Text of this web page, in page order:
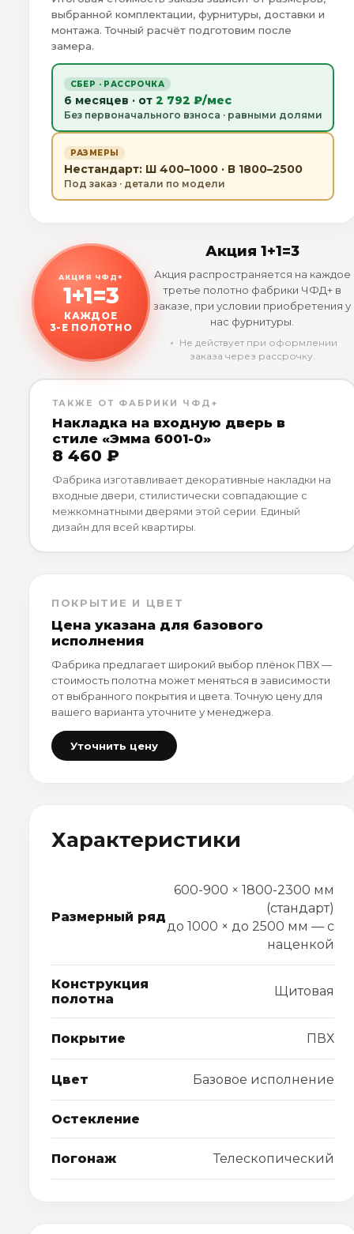
выбранной комплектации, фурнитуры, доставки и
монтажа. Точный расчёт подготовим после
замера.
СБЕР · РАССРОЧКА
6 месяцев · от 2 792 ₽/мес
Без первоначального взноса · равными долями
РАЗМЕРЫ
Нестандарт: Ш 400–1000 · В 1800–2500
Под заказ · детали по модели
АКЦИЯ ЧФД+
1+1=3
КАЖДОЕ
3-Е ПОЛОТНО
Акция 1+1=3
Акция распространяется на каждое
третье полотно фабрики ЧФД+ в
заказе, при условии приобретения у
нас фурнитуры.
﹡ Не действует при оформлении
заказа через рассрочку.
ТАКЖЕ ОТ ФАБРИКИ ЧФД+
Накладка на входную дверь в
стиле «Эмма 6001-0»
8 460 ₽
Фабрика изготавливает декоративные накладки на
входные двери, стилистически совпадающие с
межкомнатными дверями этой серии. Единый
дизайн для всей квартиры.
ПОКРЫТИЕ И ЦВЕТ
Цена указана для базового
исполнения
Фабрика предлагает широкий выбор плёнок ПВХ —
стоимость полотна может меняться в зависимости
от выбранного покрытия и цвета. Точную цену для
вашего варианта уточните у менеджера.
Уточнить цену
Характеристики
Размерный ряд
600-900 × 1800-2300 мм
(стандарт)
до 1000 × до 2500 мм — с
наценкой
Конструкция
полотна
Щитовая
Покрытие ПВХ
Цвет Базовое исполнение
Остекление
Погонаж Телескопический